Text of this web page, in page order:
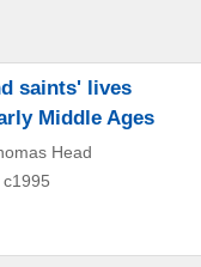
saints' lives
Middle Ages
Head
c1995